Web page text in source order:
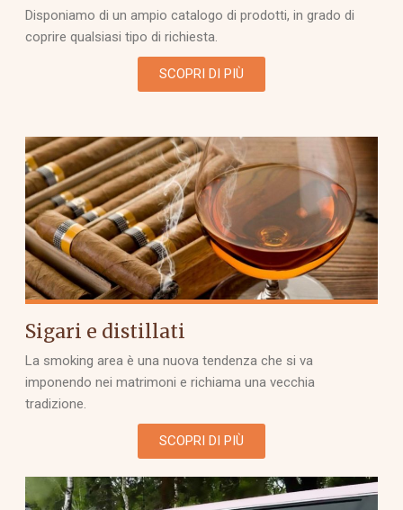
Disponiamo di un ampio catalogo di prodotti, in grado di
coprire qualsiasi tipo di richiesta.
SCOPRI DI PIÙ
Sigari e distillati
La smoking area è una nuova tendenza che si va
imponendo nei matrimoni e richiama una vecchia
tradizione.
SCOPRI DI PIÙ